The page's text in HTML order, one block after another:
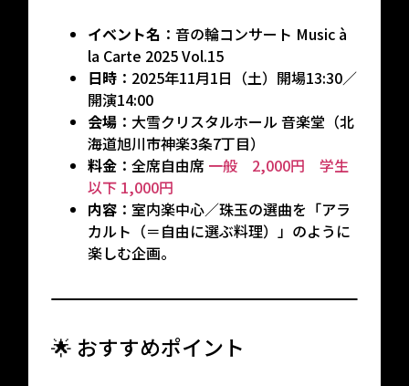
イベント名 ：音の輪コンサート Music à
la Carte 2025 Vol.15
日時 ：2025年11月1日（土）開場13:30／
開演14:00
会場 ：大雪クリスタルホール 音楽堂（北
海道旭川市神楽3条7丁目）
料金 ：全席自由席 一般 2,000円 学生
以下 1,000円
内容 ：室内楽中心／珠玉の選曲を「アラ
カルト（＝自由に選ぶ料理）」のように
楽しむ企画。
🌟 おすすめポイント